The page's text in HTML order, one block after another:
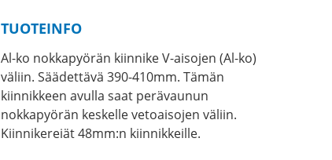
TUOTEINFO
Al-ko nokkapyörän kiinnike V-aisojen (Al-ko)
väliin. Säädettävä 390-410mm. Tämän
kiinnikkeen avulla saat perävaunun
nokkapyörän keskelle vetoaisojen väliin.
Kiinnikereiät 48mm:n kiinnikkeille.